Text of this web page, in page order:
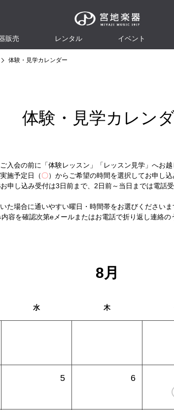
販売 レンタル イベント
体験・見学カレンダー
体験・見学カレン
ご入会の前に「体験レッスン」「レッスン見学」へお越
実施予定日（〇）からご希望の時間を選択してお申し込
申し込み受付は3日前まで、2日前～当日までは電話受
た場合に通いやすい曜日・時間帯をお選びくださいま
容を確認次第eメールまたはお電話で折り返し連絡の
8月
水 木
5 6